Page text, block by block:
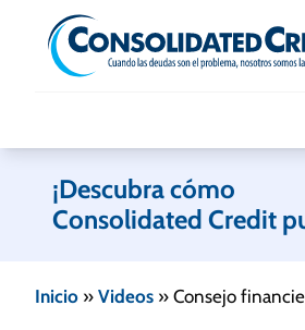
Skip to content
¡Descubra cómo
Consolidated Credit
Inicio » Videos » Consejo